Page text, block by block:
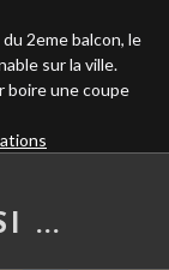
2eme balcon, le
sur la ville.
boire une coupe
...